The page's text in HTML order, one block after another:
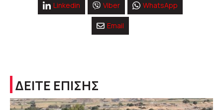
Linkedin Viber WhatsApp
Email
ΔΕΙΤΕ ΕΠΙΣΗΣ